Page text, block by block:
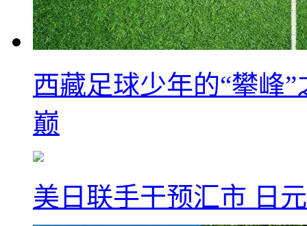
西藏足球少年的“攀峰
巅
美日联手干预汇市 日